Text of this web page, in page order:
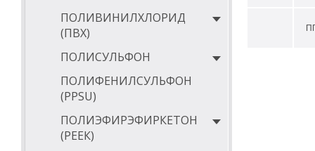
ПОЛИВИНИЛХЛОРИД
(ПВХ)
ПОЛИСУЛЬФОН
ПОЛИФЕНИЛСУЛЬФОН
(PPSU)
ПОЛИЭФИРЭФИРКЕТОН
(РЕЕК)